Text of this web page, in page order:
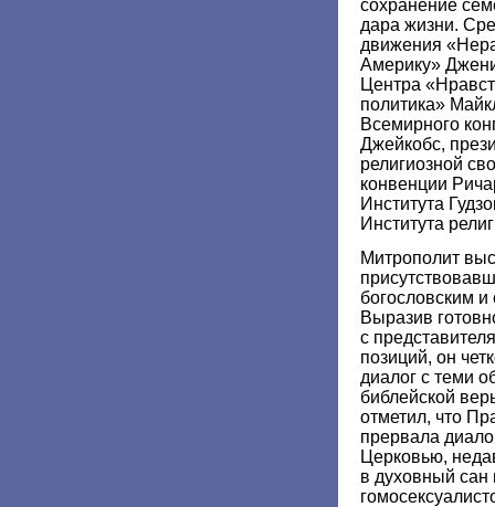
сохранение
дара жизни.
движения
Америку»
Центра
политика»
Всемирного
Джейкобс,
религиозной
конвенции
Института
Института
Митрополит
богословским
Выразив
с
позиций, он
диалог с теми
библейской
отметил, что
прервала
Церковью,
в духовный сан